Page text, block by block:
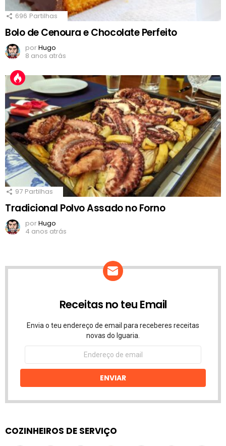
696 Partilhas
Bolo de Cenoura e Chocolate Perfeito
porHugo
8 anos atrás
97 Partilhas
Tradicional Polvo Assado no Forno
porHugo
4 anos atrás
Receitas no teu Email
Envia o teu endereço de email para receberes receitas
novas do Iguaria.
Endereço
email
ENVIAR
COZINHEIROS DE SERVIÇO